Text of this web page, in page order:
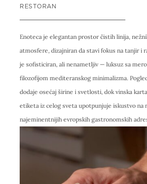
RESTORAN
Enoteca je elegantan prostor čistih linija,
atmosfere, dizajniran da stavi fokus na tanjir i
je sofisticiran, ali nenametljiv — luksuz sa
filozofijom mediteranskog minimalizma.
dodaje osećaj širine i svetlosti, dok vinska
etiketa iz celog sveta upotpunjuje iskustvo na
najeminentnijih evropskih gastronomskih